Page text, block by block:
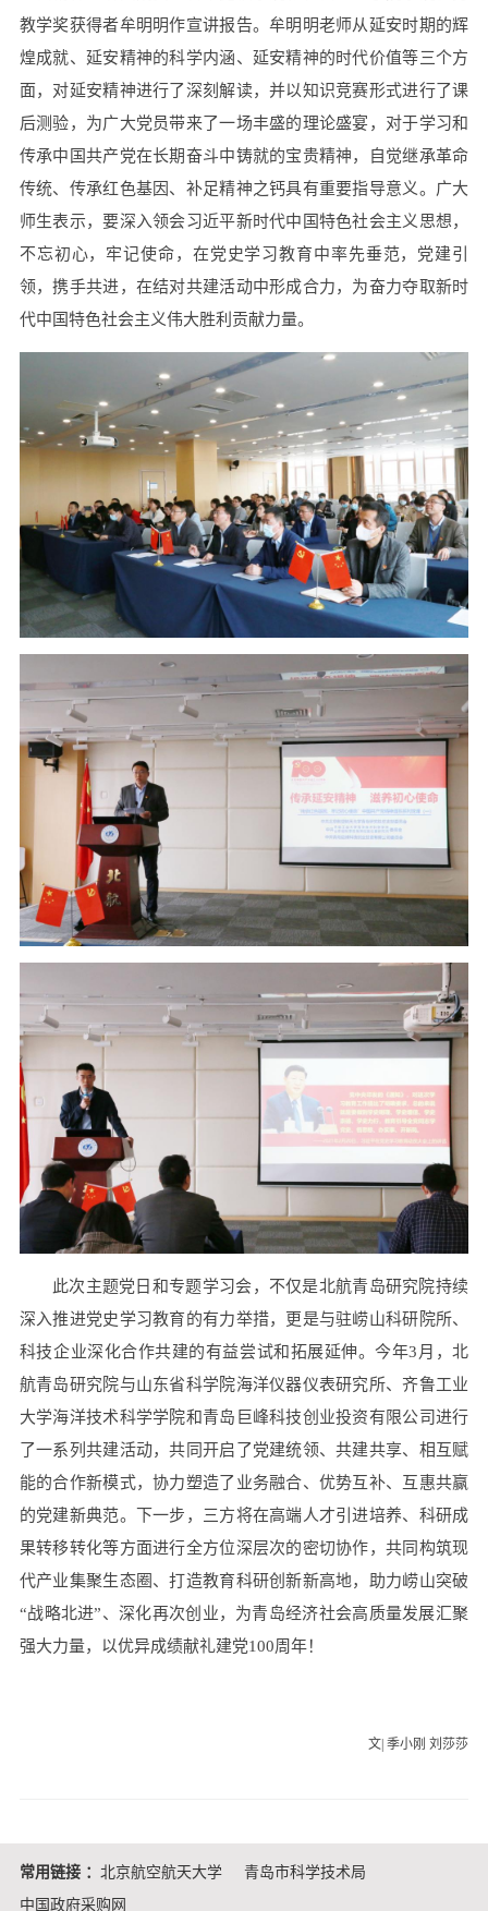
教学奖获得者牟明明作宣讲报告。牟明明老师从延安时期的辉
煌成就、延安精神的科学内涵、延安精神的时代价值等三个方
面，对延安精神进行了深刻解读，并以知识竞赛形式进行了课
后测验，为广大党员带来了一场丰盛的理论盛宴，对于学习和
传承中国共产党在长期奋斗中铸就的宝贵精神，自觉继承革命
传统、传承红色基因、补足精神之钙具有重要指导意义。广大
师生表示，要深入领会习近平新时代中国特色社会主义思想，
不忘初心，牢记使命，在党史学习教育中率先垂范，党建引
领，携手共进，在结对共建活动中形成合力，为奋力夺取新时
代中国特色社会主义伟大胜利贡献力量。
此次主题党日和专题学习会，不仅是北航青岛研究院持续
深入推进党史学习教育的有力举措，更是与驻崂山科研院所、
科技企业深化合作共建的有益尝试和拓展延伸。今年3月，北
航青岛研究院与山东省科学院海洋仪器仪表研究所、齐鲁工业
大学海洋技术科学学院和青岛巨峰科技创业投资有限公司进行
了一系列共建活动，共同开启了党建统领、共建共享、相互赋
能的合作新模式，协力塑造了业务融合、优势互补、互惠共赢
的党建新典范。下一步，三方将在高端人才引进培养、科研成
果转移转化等方面进行全方位深层次的密切协作，共同构筑现
代产业集聚生态圈、打造教育科研创新新高地，助力崂山突破
“战略北进”、深化再次创业，为青岛经济社会高质量发展汇聚
强大力量，以优异成绩献礼建党100周年！
文| 季小刚 刘莎莎
常用链接 ： 北京航空航天大学
青岛市科学技术局
中国政府采购网